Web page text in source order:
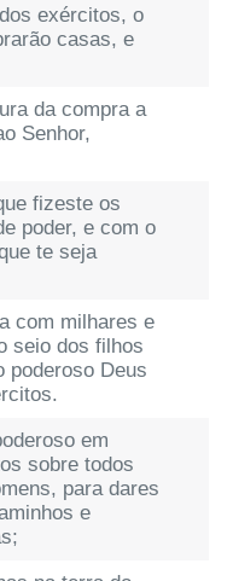
exércitos, o
casas, e
da compra a
Senhor,
fizeste os
poder, e com o
te seja
com milhares e
seio dos filhos
poderoso Deus
em
sobre todos
para dares
e